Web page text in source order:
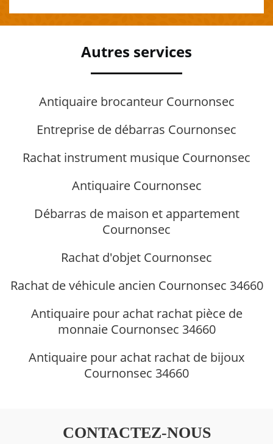
Autres services
Antiquaire brocanteur Cournonsec
Entreprise de débarras Cournonsec
Rachat instrument musique Cournonsec
Antiquaire Cournonsec
Débarras de maison et appartement
Cournonsec
Rachat d'objet Cournonsec
Rachat de véhicule ancien Cournonsec 34660
Antiquaire pour achat rachat pièce de
monnaie Cournonsec 34660
Antiquaire pour achat rachat de bijoux
Cournonsec 34660
CONTACTEZ-NOUS